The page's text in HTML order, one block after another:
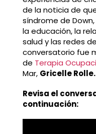
de la noticia de
síndrome de
la educación, la
salud y las redes
conversatorio fue
de Terapia
Mar, Gricelle Rolle.
Revisa el
continuación: